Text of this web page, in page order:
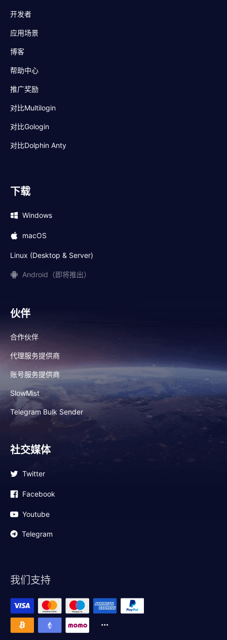
开发者
应用场景
博客
帮助中心
推广奖励
对比Multilogin
对比Gologin
对比Dolphin Anty
下载
Windows
macOS
Linux (Desktop & Server)
Android（即将推出）
伙伴
合作伙伴
代理服务提供商
账号服务提供商
SlowMist
Telegram Bulk Sender
社交媒体
Twitter
Facebook
Youtube
Telegram
我们支持